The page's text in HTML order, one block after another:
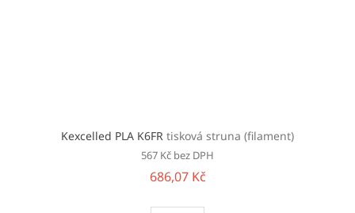
Kexcelled PLA K6FR tisková struna (filament)
567 Kč bez DPH
686,07 Kč